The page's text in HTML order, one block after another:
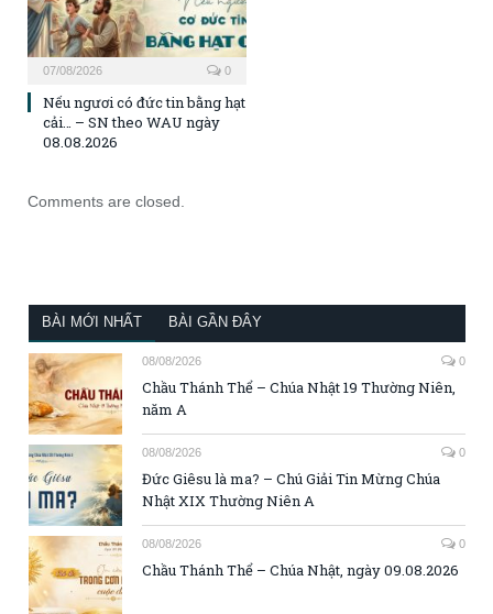
07/08/2026 0
Nếu ngươi có đức tin bằng hạt
cải… – SN theo WAU ngày
08.08.2026
Comments are closed.
BÀI MỚI NHẤT BÀI GẦN ĐÂY
08/08/2026 0
Chầu Thánh Thể – Chúa Nhật 19 Thường Niên,
năm A
08/08/2026 0
Đức Giêsu là ma? – Chú Giải Tin Mừng Chúa
Nhật XIX Thường Niên A
08/08/2026 0
Chầu Thánh Thể – Chúa Nhật, ngày 09.08.2026